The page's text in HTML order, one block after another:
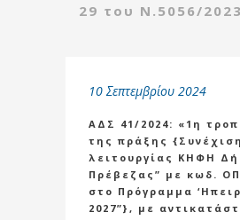
29 του Ν.5056/
10 Σεπτεμβρίου 2024
ΑΔΣ 41/2024: «1η
της πράξης {Συνέχιση
λειτουργίας ΚΗΦΗ
Πρέβεζας” με κωδ.
στο Πρόγραμμα
2027”}, με